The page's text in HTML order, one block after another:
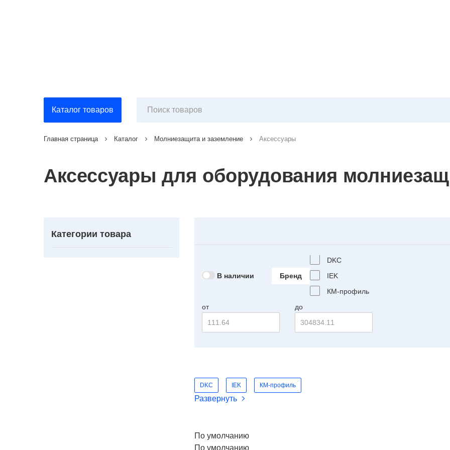
Каталог товаров
Главная страница Каталог Молниезащита и заземление Аксессуары
Аксессуары для оборудования
Категории товара
В наличии Бренд
DKC
IEK
КМ-профиль
от
до
DKC IEK КМ-профиль
Развернуть
По умолчанию
По умолчанию